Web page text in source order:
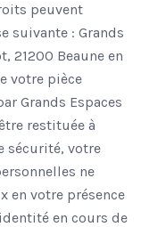
peuvent
suivante : Grands
21200 Beaune en
votre pièce
Grands Espaces
restituée à
sécurité, votre
ne
en votre présence
en cours de